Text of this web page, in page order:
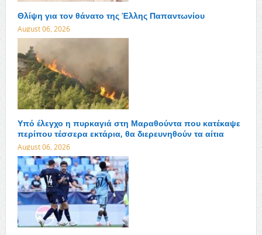
Θλίψη για τον θάνατο της Έλλης Παπαντωνίου
August 06, 2026
Υπό έλεγχο η πυρκαγιά στη Μαραθούντα που κατέκαψε
περίπου τέσσερα εκτάρια, θα διερευνηθούν τα αίτια
August 06, 2026